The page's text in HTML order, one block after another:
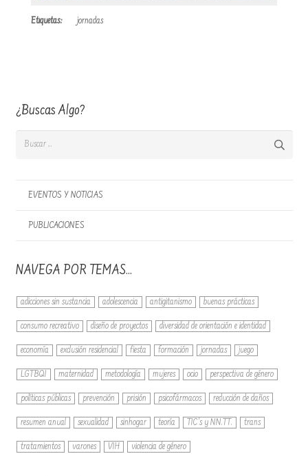
Etiquetas: jornadas
¿Buscas Algo?
Buscar:
EVENTOS Y NOTICIAS
PUBLICACIONES
NAVEGA POR TEMAS…
adicciones sin sustancia adolescencia antigitanismo buenas prácticas
consumo recreativo diseño de proyectos diversidad de orientación e identidad
economía exclusión residencial fiesta formación jornadas juego
LGTBQI maternidad metodología mujeres ocio perspectiva de género
políticas públicas prevención prisión psicofármacos reducción de daños
resumen anual sexualidad sinhogar teoría TIC's y NN.TT. trans
tratamientos varones VIH violencia de género